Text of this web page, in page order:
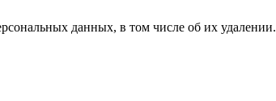
данных, в том числе об их удалении.